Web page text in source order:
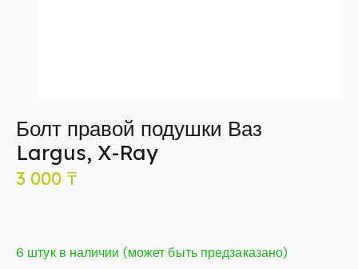
Болт правой подушки Ваз
Largus, X-Ray
3 000 ₸
6 штук в наличии (может быть предзаказано)